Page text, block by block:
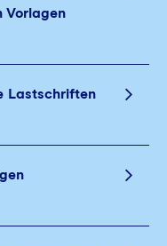
Vorlagen
Lastschriften